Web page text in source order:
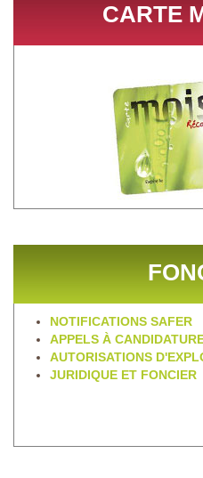
CARTE
NOTIFICATIONS SAFER
APPELS À
AUTORISATIONS
JURIDIQUE ET FONCIER